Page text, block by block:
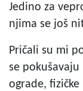
Jedino za
njima se još
Pričali su mi
se
ograde,